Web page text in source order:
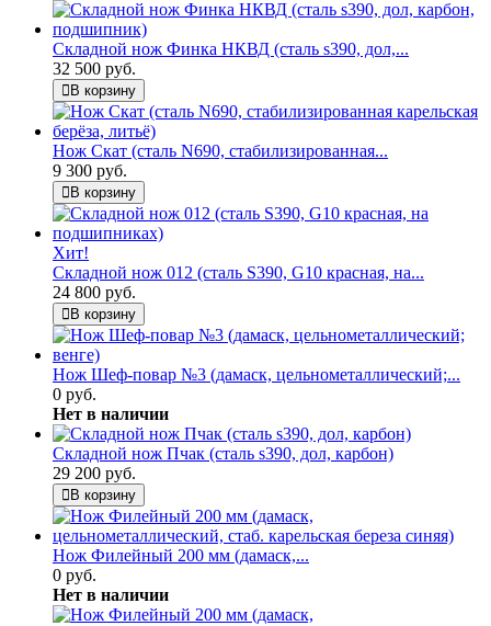
Складной нож Финка НКВД (сталь s390, дол,...
32 500 руб.
В корзину
Нож Скат (сталь N690, стабилизированная...
9 300 руб.
В корзину
Хит!
Складной нож 012 (сталь S390, G10 красная, на...
24 800 руб.
В корзину
Нож Шеф-повар №3 (дамаск, цельнометаллический;...
0 руб.
Нет в наличии
Складной нож Пчак (сталь s390, дол, карбон)
29 200 руб.
В корзину
Нож Филейный 200 мм (дамаск,...
0 руб.
Нет в наличии